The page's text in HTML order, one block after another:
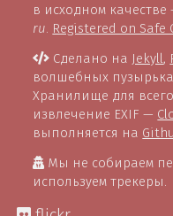
в исходном
ru. Registered on Safe
Сделано на Jekyll,
волшебных
Хранилище для
извлечение EXIF —
выполняется на
Мы не собираем
используем трекеры.